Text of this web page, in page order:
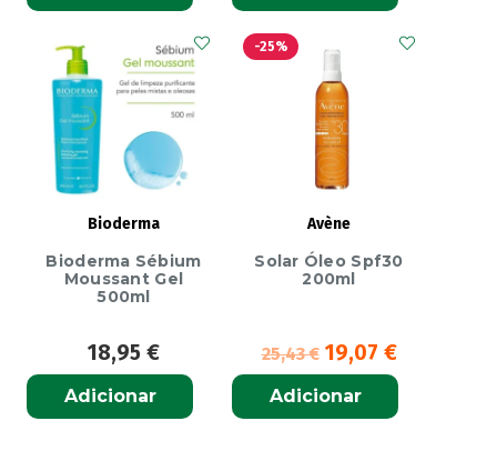
Bioderma
Bioderma Sébium
Moussant Gel
500ml
18,95 €
Adicionar
-25%
Avène
Solar Óleo Spf30
200ml
25,43€ 19,07 €
Adicionar